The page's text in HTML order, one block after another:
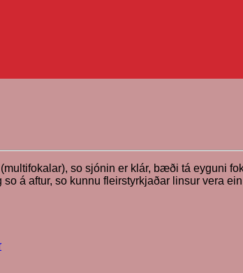
so sjónin er klár, bæði tá eyguni
á aftur, so kunnu fleirstyrkjaðar linsur vera